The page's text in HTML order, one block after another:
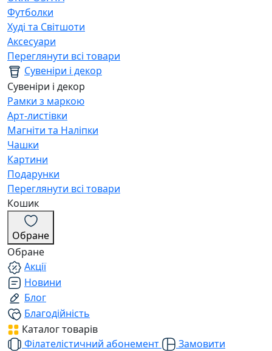
Футболки
Худі та Світшоти
Аксесуари
Переглянути всі товари
Сувеніри і декор
Сувеніри і декор
Рамки з маркою
Арт-листівки
Магніти та Наліпки
Чашки
Картини
Подарунки
Переглянути всі товари
Кошик
Обране
Обране
Акції
Новини
Блог
Благодійність
Каталог товарів
Філателістичний абонемент
Замовити